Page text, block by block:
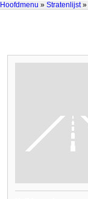
Hoofdmenu » Stratenlijst»